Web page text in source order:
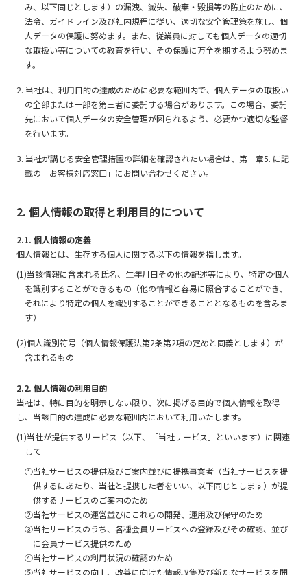
み、以下同じとします）の漏洩、滅失、破棄・毀損等の防止のために、
法令、ガイドライン及び社内規程に従い、適切な安全管理策を施し、個
人データの保護に努めます。また、従業員に対しても個人データの適切
な取扱い等についての教育を行い、その保護に万全を期するよう努めま
す。
2. 当社は、利用目的の達成のために必要な範囲内で、個人データの取扱い
の全部または一部を第三者に委託する場合があります。この場合、委託
先において個人データの安全管理が図られるよう、必要かつ適切な監督
を行います。
3. 当社が講じる安全管理措置の詳細を確認されたい場合は、第一章5. に記
載の「お客様対応窓口」にお問い合わせください。
2. 個人情報の取得と利用目的について
2.1. 個人情報の定義
個人情報とは、生存する個人に関する以下の情報を指します。
(1)当該情報に含まれる氏名、生年月日その他の記述等により、特定の個人
を識別することができるもの（他の情報と容易に照合することができ、
それにより特定の個人を識別することができることとなるものを含みま
す）
(2)個人識別符号（個人情報保護法第2条第2項の定めと同義とします）が
含まれるもの
2.2. 個人情報の利用目的
当社は、特に目的を明示しない限り、次に掲げる目的で個人情報を取得
し、当該目的の達成に必要な範囲内において利用いたします。
(1)当社が提供するサービス（以下、「当社サービス」といいます）に関連
して
①当社サービスの提供及びご案内並びに提携事業者（当社サービスを提
供するにあたり、当社と提携した者をいい、以下同じとします）が提
供するサービスのご案内のため
②当社サービスの運営並びにこれらの開発、運用及び保守のため
③当社サービスのうち、各種会員サービスへの登録及びその確認、並び
に会員サービス提供のため
④当社サービスの利用状況の確認のため
⑤当社サービスの向上、改善に向けた情報収集及び新たなサービスを開